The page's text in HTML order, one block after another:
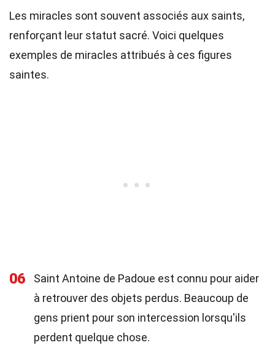
Les miracles sont souvent associés aux saints,
renforçant leur statut sacré. Voici quelques
exemples de miracles attribués à ces figures
saintes.
06
Saint Antoine de Padoue est connu pour aider
à retrouver des objets perdus. Beaucoup de
gens prient pour son intercession lorsqu'ils
perdent quelque chose.